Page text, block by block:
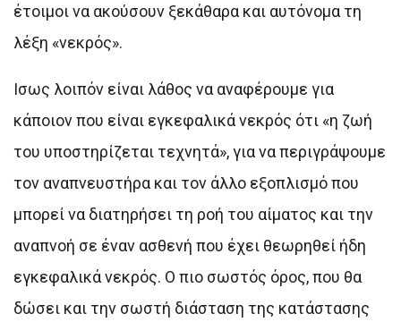
έτοιμοι να ακούσουν ξεκάθαρα και αυτόνομα τη
λέξη «νεκρός».
Ισως λοιπόν είναι λάθος να αναφέρουμε για
κάποιον που είναι εγκεφαλικά νεκρός ότι «η ζωή
του υποστηρίζεται τεχνητά», για να περιγράψουμε
τον αναπνευστήρα και τον άλλο εξοπλισμό που
μπορεί να διατηρήσει τη ροή του αίματος και την
αναπνοή σε έναν ασθενή που έχει θεωρηθεί ήδη
εγκεφαλικά νεκρός. Ο πιο σωστός όρος, που θα
δώσει και την σωστή διάσταση της κατάστασης